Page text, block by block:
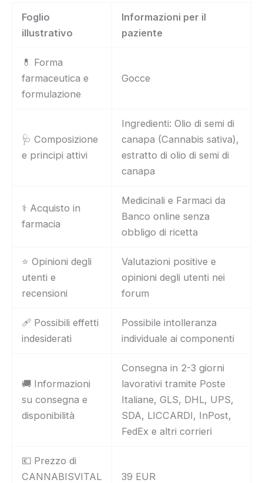
Foglio
illustrativo
Informazioni per il
paziente
💊 Forma
farmaceutica e
formulazione
Gocce
🩺 Composizione
e principi attivi
Ingredienti: Olio di semi di
canapa (Cannabis sativa),
estratto di olio di semi di
canapa
⚕️ Acquisto in
farmacia
Medicinali e Farmaci da
Banco online senza
obbligo di ricetta
⭐ Opinioni degli
utenti e
recensioni
Valutazioni positive e
opinioni degli utenti nei
forum
🩹 Possibili effetti
indesiderati
Possibile intolleranza
individuale ai componenti
🚚 Informazioni
su consegna e
disponibilità
Consegna in 2-3 giorni
lavorativi tramite Poste
Italiane, GLS, DHL, UPS,
SDA, LICCARDI, InPost,
FedEx e altri corrieri
💶 Prezzo di
CANNABISVITAL
39 EUR